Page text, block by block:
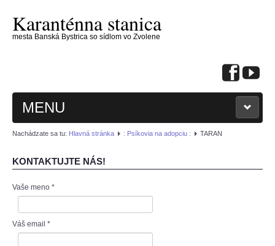
Karanténna stanica
mesta Banská Bystrica so sídlom vo Zvolene
MENU
: KONTAKTUJTE NÁS :
: PSÍKOVIA NA ADOPCIU :
Nachádzate sa tu: Hlavná stránka : Psíkovia na adopciu : TARAN
KONTAKTUJTE NÁS!
Vaše meno *
Váš email *